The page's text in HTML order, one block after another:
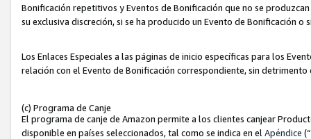
Bonificación repetitivos y Eventos de Bonificación que no se
su exclusiva discreción, si se ha producido un Evento de Bonificación
Los Enlaces Especiales a las páginas de inicio específicas para los
relación con el Evento de Bonificación correspondiente, sin
(c) Programa de Canje
El programa de canje de Amazon permite a los clientes canjear
disponible en países seleccionados, tal como se indica en el Apéndice